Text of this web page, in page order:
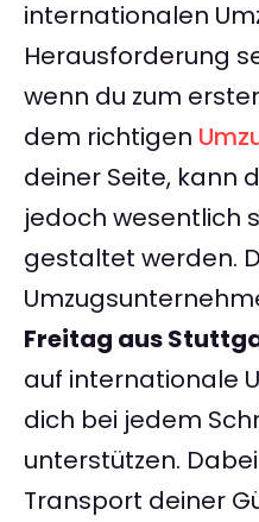
internationalen
Herausforderung
wenn du zum
dem richtigen
deiner Seite, kann
jedoch wesentlich
gestaltet werden.
Freitag aus
auf internationale
dich bei jedem
unterstützen.
Transport deiner